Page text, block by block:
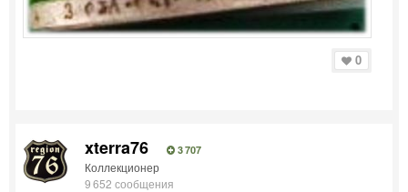
0
xterra76 3 707
Коллекционер
9 652 сообщения